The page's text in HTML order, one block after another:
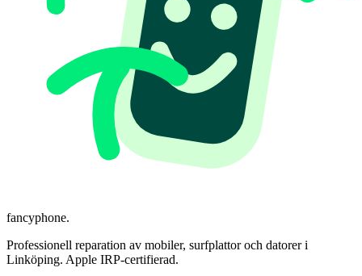
fancyphone.
Professionell reparation av mobiler, surfplattor och datorer i
Linköping. Apple IRP-certifierad.